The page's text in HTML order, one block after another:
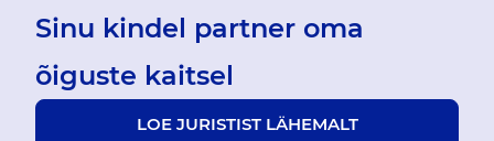
Sinu kindel partner oma
õiguste kaitsel
LOE JURISTIST LÄHEMALT